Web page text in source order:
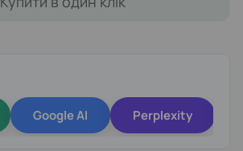
Google AI Perplexity